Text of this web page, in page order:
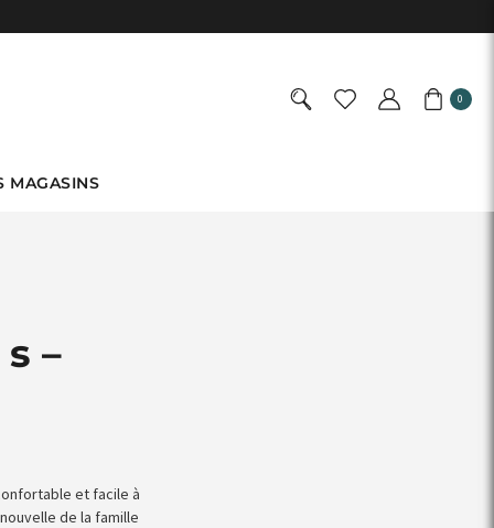
0
MAGASINS
–
et facile à
de la famille